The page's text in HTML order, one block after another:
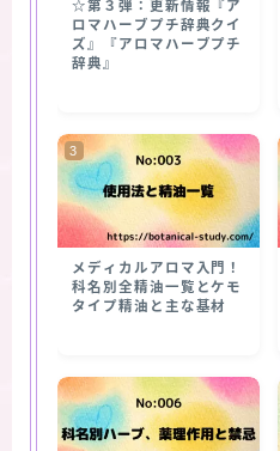
☆第３弾：更新情報『ア
ロマハーブプチ辞典クイ
ズ』『アロマハーブプチ
辞典』
メディカルアロマ入門！
科名別全精油一覧とケモ
タイプ精油と主な基材